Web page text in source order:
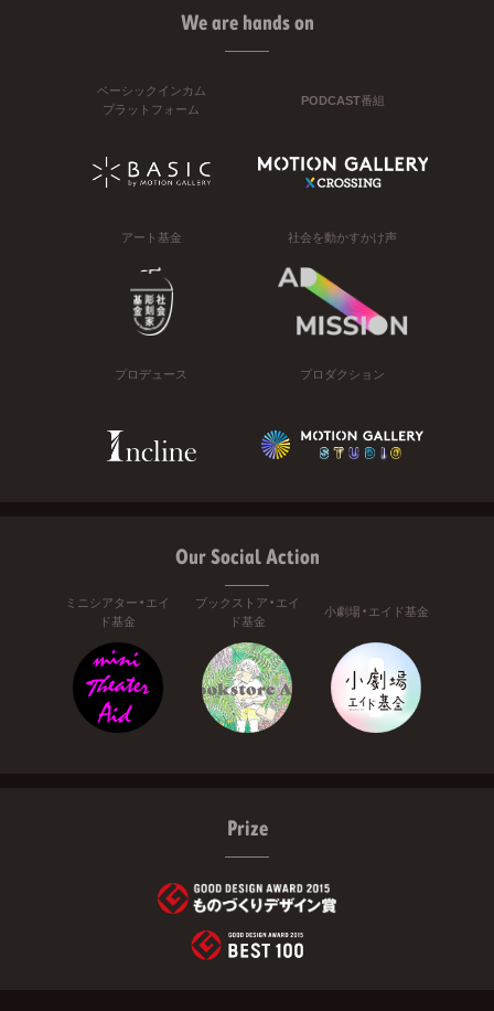
We are hands on
ベーシックインカム
プラットフォーム
PODCAST番組
アート基金 社会を動かすかけ声
プロデュース プロダクション
Our Social Action
ミニシアター・エイ
ド基金
ブックストア・エイ
ド基金
小劇場・エイド基金
Prize